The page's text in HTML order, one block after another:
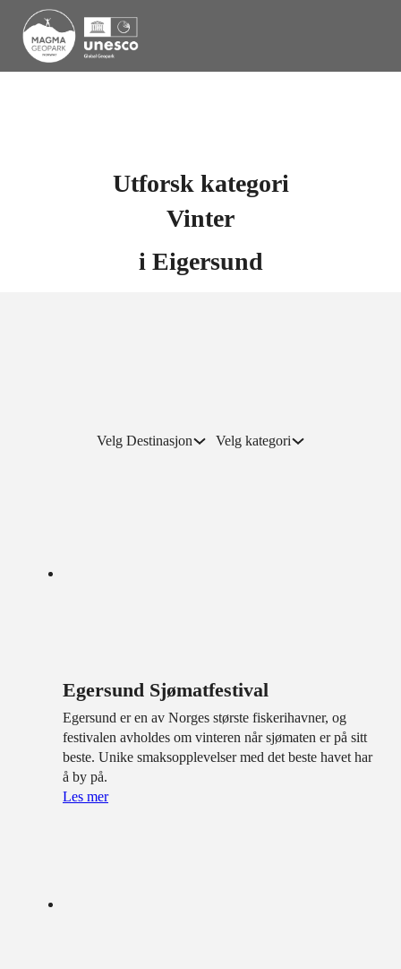
Utforsk kategori
Vinter
i Eigersund
Velg Destinasjon Velg kategori
Egersund Sjømatfestival
Egersund er en av Norges største fiskerihavner, og
festivalen avholdes om vinteren når sjømaten er på sitt
beste. Unike smaksopplevelser med det beste havet har
å by på.
Les mer